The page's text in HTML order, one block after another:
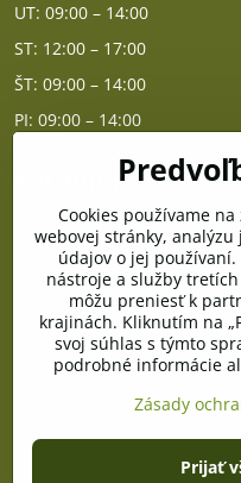
UT: 09:00 – 14:00
ST: 12:00 – 17:00
ŠT: 09:00 – 14:00
PI: 09:00 – 14:00
PO - PIA od 10:00 do 14:00
Telefón poradňa:
+421 903 996 513
E-mail:
poradna@pramenzdravia.sk
©
Predvoľby súkromia
Cookies používame
webovej stránky,
údajov o jej
nástroje a služby
môžu preniesť k
krajinách. Kliknutím na
svoj súhlas s týmto
podrobné informácie
Zásady
Prijať